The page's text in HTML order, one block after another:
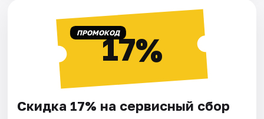
ПРОМОКОД17%
Скидка 17% на сервисный сбор